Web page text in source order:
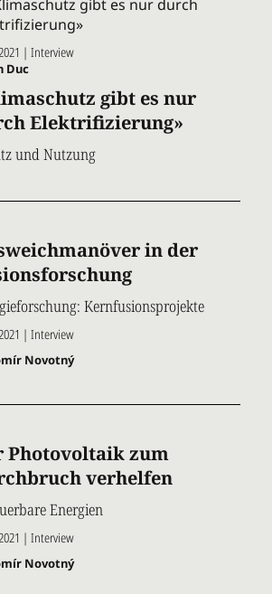
| Interview
Duc
gibt es nur
Elektrifizierung»
und Nutzung
in der
Kernfusionsprojekte
| Interview
Novotný
Photovoltaik zum
verhelfen
Energien
| Interview
Novotný